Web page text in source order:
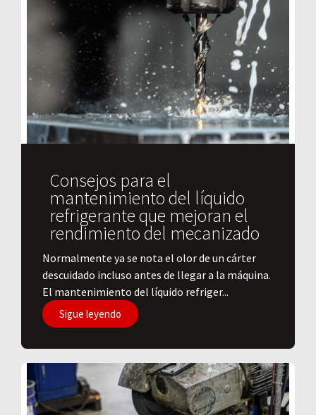
Consejos para el
mantenimiento del líquido
refrigerante que mejoran el
rendimiento del mecanizado
Normalmente ya se nota el olor de un cárter
descuidado incluso antes de llegar a la máquina.
El mantenimiento del líquido refriger...
Sigue leyendo